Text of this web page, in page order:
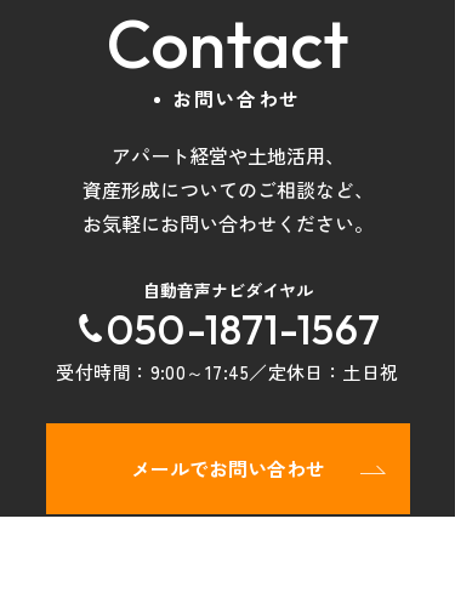
Contact
お問い合わせ
アパート経営や土地活用、
資産形成についてのご相談など、
お気軽にお問い合わせください。
自動音声ナビダイヤル
050-1871-1567
受付時間： 9:00～17:45／定休日： 土日祝
メールでお問い合わせ